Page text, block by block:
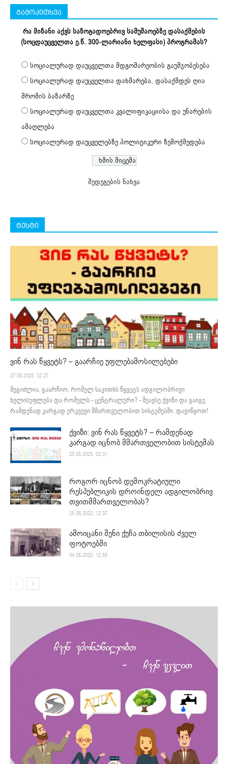
გამოკითხვა
რა მიზანი აქვს საზოგადოებრივ სამუშაოებზე დასაქმების
(სოცდაუცველთა ე.წ. 300-ლარიანი ხელფასი) პროგრამას?
სოციალურად დაუცველთა მდგომარეობის გაუმჯობესება
სოციალურად დაუცველთა დახმარება, დასაქმდეს ღია
შრომის ბაზარზე
სოციალურად დაუცველთა კვალიფიკაციისა და უნარების
ამაღლება
სოციალურად დაუცველებზე პოლიტიკური ზემოქმედება
შედეგების ნახვა
ტესტი
ვინ რას წყვეტს? – გაარჩიე უფლებამოსილებები
27.05.2025. 02:27
შეგიძლია, გაარჩიო, რომელ საკითხს წყვეტს ადგილობრივი
ხელისუფლება და რომელს - ცენტრალური? - შეავსე ქვიზი და გაიგე,
რამდენად კარგად ერკვევი მმართველობით სისტემებში. დავიწყოთ!
ქვიზი: ვინ რას წყვეტს? – რამდენად
კარგად იცნობ მმართველობით სისტემას
20.05.2025. 02:31
როგორ იცნობ დემოკრატიული
რესპუბლიკის დროინდელ ადგილობრივ
თვითმმართველობას?
25.05.2022. 12:37
ამოიცანი შენი ქუჩა თბილისის ძველ
ფოტოებში
04.05.2020. 12:58